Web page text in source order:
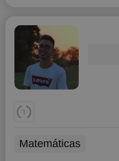
Matemáticas